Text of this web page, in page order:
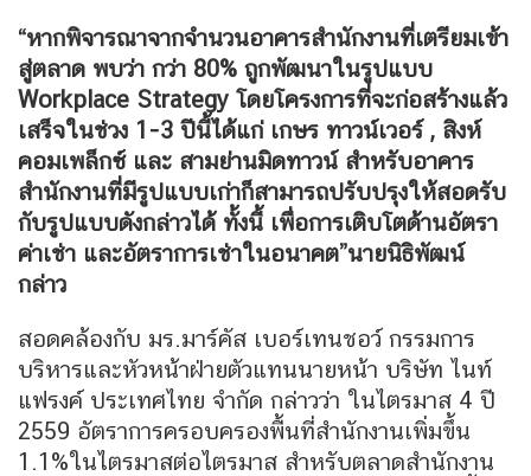
“หากพิจารณาจากจำนวนอาคารสำนักงานที่เตรียมเข้า
สู่ตลาด พบว่า กว่า 80% ถูกพัฒนาในรูปแบบ
Workplace Strategy โดยโครงการที่จะก่อสร้างแล้ว
เสร็จในช่วง 1-3 ปีนี้ได้แก่ เกษร ทาวน์เวอร์ , สิงห์
คอมเพล็กซ์ และ สามย่านมิดทาวน์ สำหรับอาคาร
สำนักงานที่มีรูปแบบเก่าก็สามารถปรับปรุงให้สอดรับ
กับรูปแบบดังกล่าวได้ ทั้งนี้ เพื่อการเติบโตด้านอัตรา
ค่าเช่า และอัตราการเช่าในอนาคต”นายนิธิพัฒน์
กล่าว
สอดคล้องกับ มร.มาร์คัส เบอร์เทนชอว์ กรรมการ
บริหารและหัวหน้าฝ่ายตัวแทนนายหน้า บริษัท ไนท์
แฟรงค์ ประเทศไทย จำกัด กล่าวว่า ในไตรมาส 4 ปี
2559 อัตราการครอบครองพื้นที่สำนักงานเพิ่มขึ้น
1.1%ในไตรมาสต่อไตรมาส สำหรับตลาดสำนักงาน